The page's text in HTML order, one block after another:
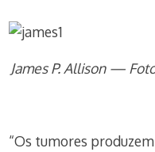
James P. Allison —
“Os tumores